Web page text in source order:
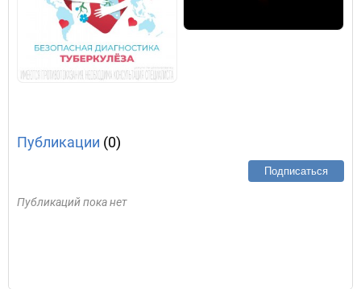
Публикации (0)
Подписаться
Публикаций пока нет